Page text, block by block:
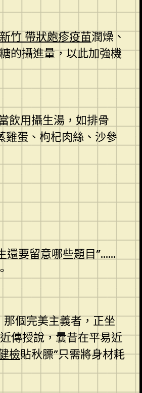
竹 帶狀皰疹疫苗潤燥、
的攝進量，以此加強機
飲用攝生湯，如排骨
雞蛋、枸杞肉絲、沙參
還要留意哪些題目”……
個完美主義者，正坐
傳授說，曩昔在平易近
檢貼秋膘”只需將身材耗